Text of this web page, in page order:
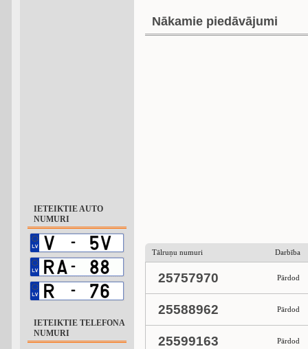
IETEIKTIE AUTO
NUMURI
IETEIKTIE TELEFONA
NUMURI
Nākamie piedāvājumi
Tālruņu numuri Darbība
25757970 Pārdod
25588962 Pārdod
25599163 Pārdod